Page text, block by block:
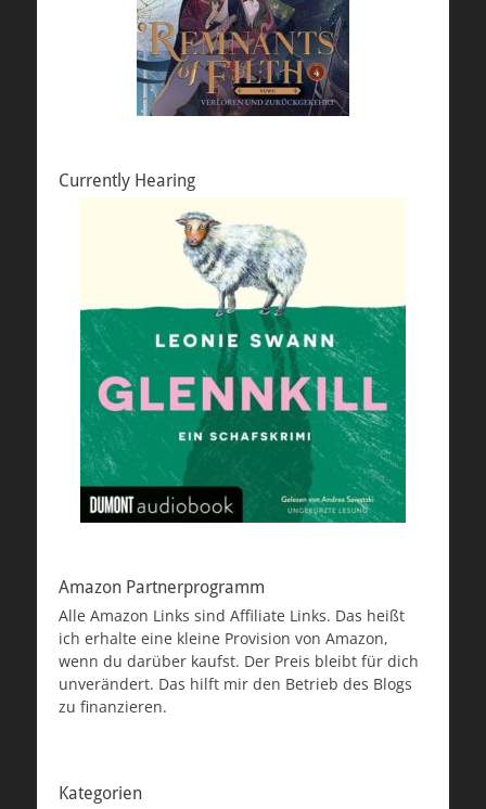
Currently Hearing
Amazon Partnerprogramm
Alle Amazon Links sind Affiliate Links. Das heißt
ich erhalte eine kleine Provision von Amazon,
wenn du darüber kaufst. Der Preis bleibt für dich
unverändert. Das hilft mir den Betrieb des Blogs
zu finanzieren.
Kategorien